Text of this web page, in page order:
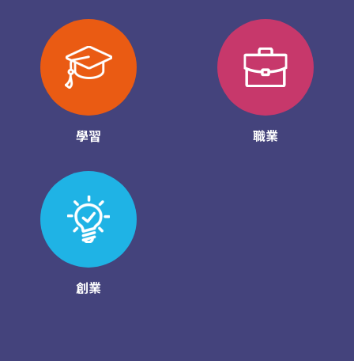
學習 職業
創業